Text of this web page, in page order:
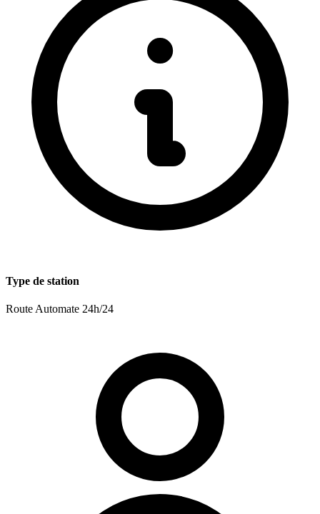
Type de station
Route Automate 24h/24